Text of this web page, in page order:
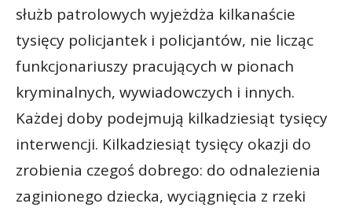
służb patrolowych wyjeżdża kilkanaście
tysięcy policjantek i policjantów, nie licząc
funkcjonariuszy pracujących w pionach
kryminalnych, wywiadowczych i innych.
Każdej doby podejmują kilkadziesiąt tysięcy
interwencji. Kilkadziesiąt tysięcy okazji do
zrobienia czegoś dobrego: do odnalezienia
zaginionego dziecka, wyciągnięcia z rzeki